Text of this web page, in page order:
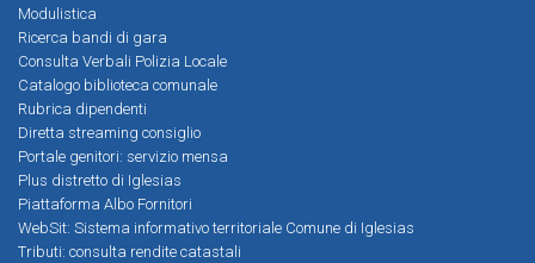
Modulistica
Ricerca bandi di gara
Consulta Verbali Polizia Locale
Catalogo biblioteca comunale
Rubrica dipendenti
Diretta streaming consiglio
Portale genitori: servizio mensa
Plus distretto di Iglesias
Piattaforma Albo Fornitori
WebSit: Sistema informativo territoriale Comune di Iglesias
Tributi: consulta rendite catastali